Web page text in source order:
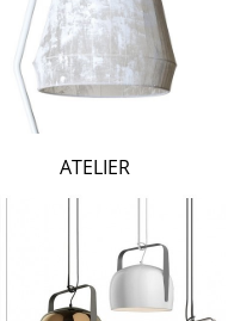
ATELIER